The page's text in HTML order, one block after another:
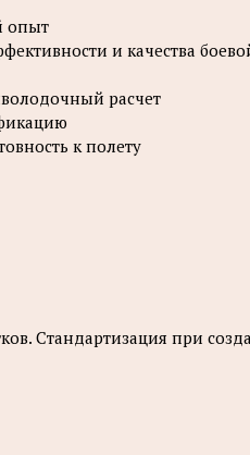
опыт
и качества
расчет
к полету
Стандартизация при